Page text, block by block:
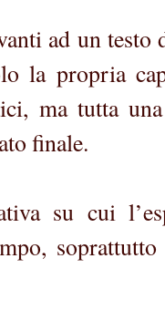
ad un testo
la propria
ma tutta
finale.
su cui